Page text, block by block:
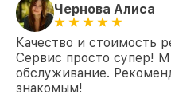
Чернова Алиса
Качество и стоимость
Сервис просто супер!
обслуживание.
знакомым!